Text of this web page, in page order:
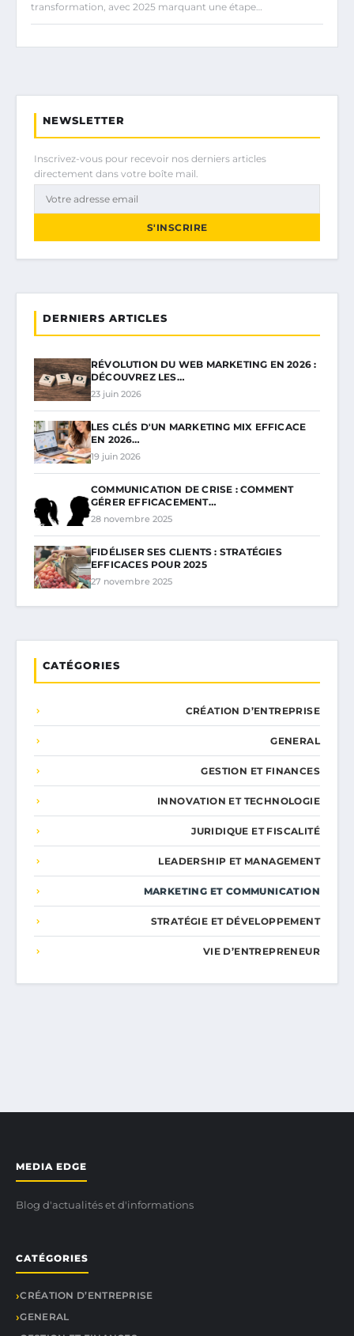
transformation, avec 2025 marquant une étape…
NEWSLETTER
Inscrivez-vous pour recevoir nos derniers articles
directement dans votre boîte mail.
S'INSCRIRE
DERNIERS ARTICLES
RÉVOLUTION DU WEB MARKETING EN 2026 :
DÉCOUVREZ LES…
23 juin 2026
LES CLÉS D'UN MARKETING MIX EFFICACE
EN 2026…
19 juin 2026
COMMUNICATION DE CRISE : COMMENT
GÉRER EFFICACEMENT…
28 novembre 2025
FIDÉLISER SES CLIENTS : STRATÉGIES
EFFICACES POUR 2025
27 novembre 2025
CATÉGORIES
CRÉATION D’ENTREPRISE
GENERAL
GESTION ET FINANCES
INNOVATION ET TECHNOLOGIE
JURIDIQUE ET FISCALITÉ
LEADERSHIP ET MANAGEMENT
MARKETING ET COMMUNICATION
STRATÉGIE ET DÉVELOPPEMENT
VIE D’ENTREPRENEUR
MEDIA EDGE
Blog d'actualités et d'informations
CATÉGORIES
CRÉATION D’ENTREPRISE
GENERAL